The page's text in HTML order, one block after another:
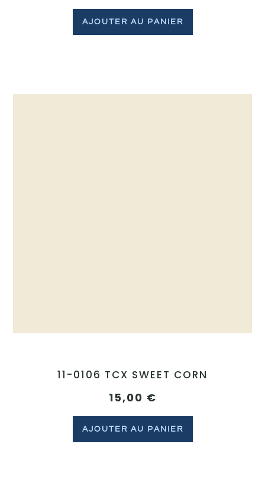
AJOUTER AU PANIER
11-0106 TCX SWEET CORN
15,00 €
AJOUTER AU PANIER